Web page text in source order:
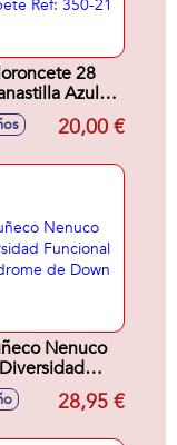
28
Azul
Lloro +
Ref: 350-
20,00 €
Nenuco
Diversidad
-
de Down
28,95 €